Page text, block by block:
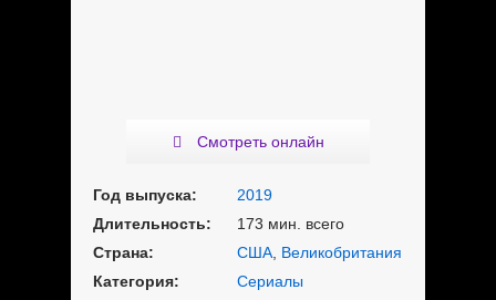
Смотреть онлайн
Год выпуска:
2019
Длительность:
173 мин. всего
Страна:
США Великобритания
Категория:
Сериалы